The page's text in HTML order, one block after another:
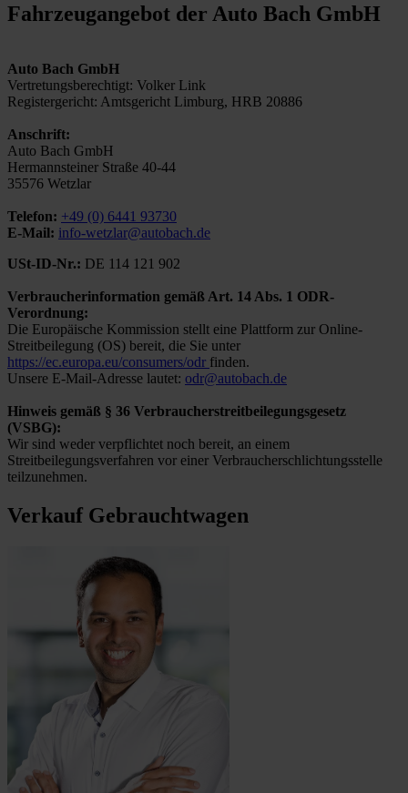
Fahrzeugangebot der Auto Bach GmbH
Auto Bach GmbH
Vertretungsberechtigt: Volker Link
Registergericht: Amtsgericht Limburg, HRB 20886
Anschrift:
Auto Bach GmbH
Hermannsteiner Straße 40-44
35576 Wetzlar
Telefon: +49 (0) 6441 93730
E-Mail: info-wetzlar@autobach.de
USt-ID-Nr.: DE 114 121 902
Verbraucherinformation gemäß Art. 14 Abs. 1 ODR-
Verordnung:
Die Europäische Kommission stellt eine Plattform zur Online-
Streitbeilegung (OS) bereit, die Sie unter
https://ec.europa.eu/consumers/odr finden.
Unsere E-Mail-Adresse lautet: odr@autobach.de
Hinweis gemäß § 36 Verbraucherstreitbeilegungsgesetz
(VSBG):
Wir sind weder verpflichtet noch bereit, an einem
Streitbeilegungsverfahren vor einer Verbraucherschlichtungsstelle
teilzunehmen.
Verkauf Gebrauchtwagen